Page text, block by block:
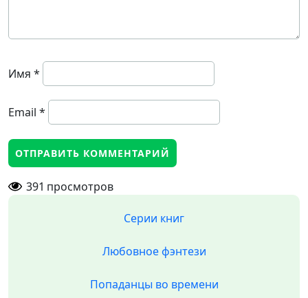
Имя *
Email *
391 просмотров
Серии книг
Любовное фэнтези
Попаданцы во времени